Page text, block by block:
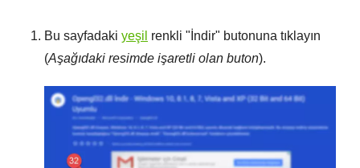
Bu sayfadaki yeşil renkli " İndir" butonuna tıklayın
(Aşağıdaki resimde işaretli olan buton).